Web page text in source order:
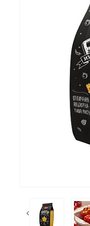
следующий слайд